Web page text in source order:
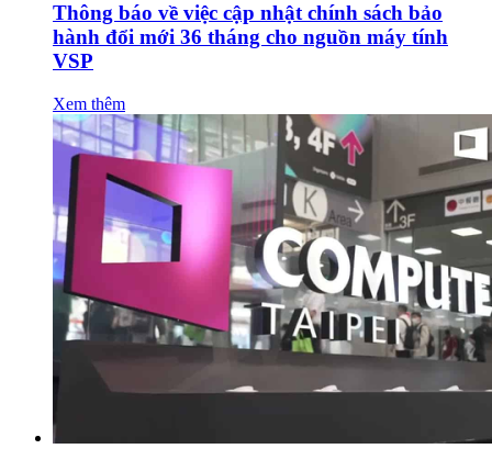
Thông báo về việc cập nhật chính sách bảo
hành đổi mới 36 tháng cho nguồn máy tính
VSP
Xem thêm